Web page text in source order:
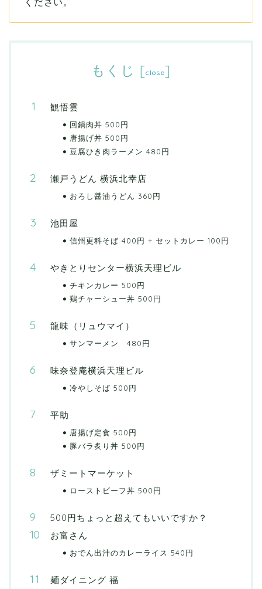
ください。
もくじ [close]
観悟雲
回鍋肉丼 500円
唐揚げ丼 500円
豆腐ひき肉ラーメン 480円
瀬戸うどん 横浜北幸店
おろし醤油うどん 360円
池田屋
信州更科そば 400円 + セットカレー 100円
やきとりセンター横浜天理ビル
チキンカレー 500円
鶏チャーシュー丼 500円
龍味（リュウマイ）
サンマーメン 480円
味奈登庵横浜天理ビル
冷やしそば 500円
平助
唐揚げ定食 500円
豚バラ炙り丼 500円
ザミートマーケット
ローストビーフ丼 500円
500円ちょっと超えてもいいですか？
お富さん
おでん出汁のカレーライス 540円
麺ダイニング 福